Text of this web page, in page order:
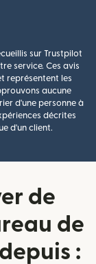
sur Trustpilot
service. Ces avis
représentent les
aucune
d'une personne à
décrites
d'un client.
de
de
: